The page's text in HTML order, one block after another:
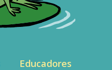
Educadores